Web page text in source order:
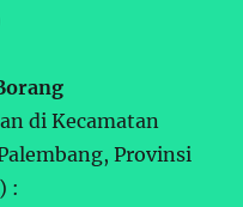
di Kecamatan
Provinsi
: